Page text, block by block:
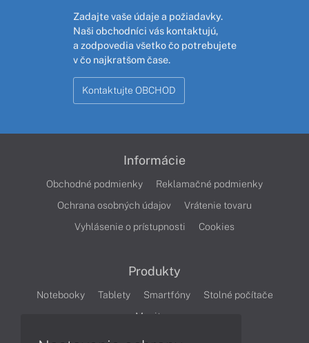
Zadajte vaše údaje a požiadavky.
Naši obchodníci vás kontaktujú,
a zodpovedia všetko čo potrebujete
v čo najkratšom čase.
Kontaktujte OBCHOD
Informácie
Obchodné podmienky
Reklamačné podmienky
Ochrana osobných údajov
Vrátenie tovaru
Vyhlásenie o prístupnosti
Cookies
Produkty
Notebooky Tablety Smartfóny
Stolné počítače
Monitory